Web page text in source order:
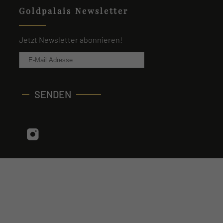
Goldpalais Newsletter
Jetzt Newsletter abonnieren!
SENDEN